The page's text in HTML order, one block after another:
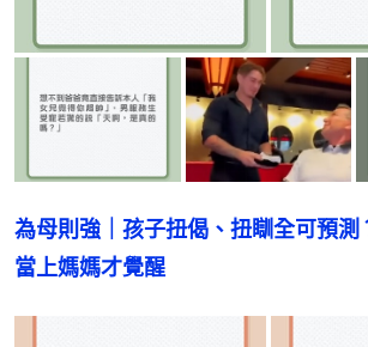
為母則強｜孩子扭偈、扭瞓全可預
當上媽媽才覺醒